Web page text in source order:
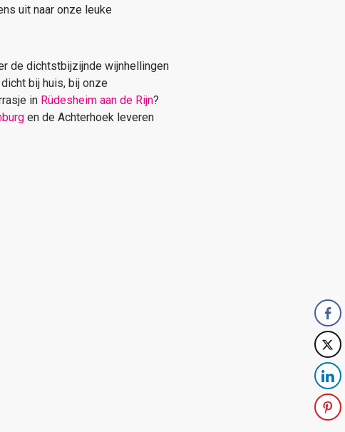
uit naar onze leuke
de dichtstbijzijnde wijnhellingen
bij huis, bij onze
in Rüdesheim aan de Rijn?
en de Achterhoek leveren